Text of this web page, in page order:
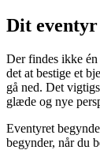
Dit eventyr
Der findes ikke én
det at bestige et
gå ned. Det
glæde og nye
Eventyret
begynder, når du